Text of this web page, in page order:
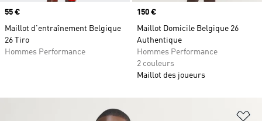
Prix
55 €
Maillot d'entraînement Belgique
26 Tiro
Hommes Performance
Prix
150 €
Maillot Domicile Belgique 26
Authentique
Hommes Performance
2 couleurs
Maillot des joueurs